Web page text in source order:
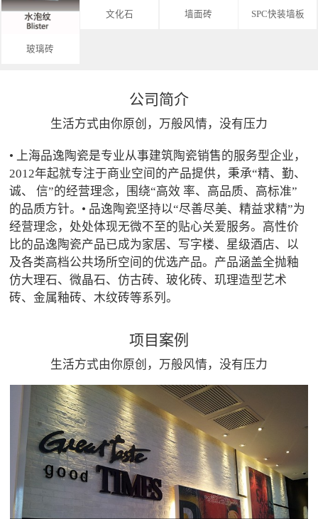
玻璃砖
文化石 墙面砖 SPC快装墙板
公司简介
生活方式由你原创，万般风情，没有压力
• 上海品逸陶瓷是专业从事建筑陶瓷销售的服务型企业，
2012年起就专注于商业空间的产品提供，秉承“精、勤、
诚、 信”的经营理念，围绕“高效 率、高品质、高标准”
的品质方针。• 品逸陶瓷坚持以“尽善尽美、精益求精”为
经营理念，处处体现无微不至的贴心关爱服务。高性价
比的品逸陶瓷产品已成为家居、写字楼、星级酒店、以
及各类高档公共场所空间的优选产品。产品涵盖全抛釉
仿大理石、微晶石、仿古砖、玻化砖、玑理造型艺术
砖、金属釉砖、木纹砖等系列。
项目案例
生活方式由你原创，万般风情，没有压力